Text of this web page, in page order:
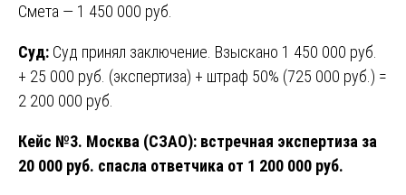
Смета — 1 450 000 руб.
Суд: Суд принял заключение. Взыскано 1 450 000 руб.
+ 25 000 руб. (экспертиза) + штраф 50% (725 000 руб.) =
2 200 000 руб.
Кейс №3. Москва (СЗАО): встречная экспертиза за
20 000 руб. спасла ответчика от 1 200 000 руб.